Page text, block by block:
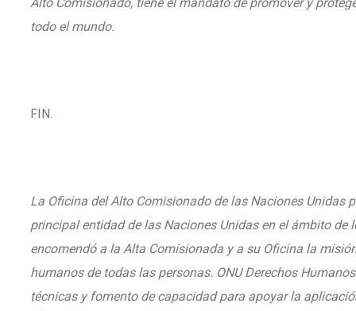
todo el mundo.
FIN.
La Oficina del Alto Comisionado de las Naciones Unidas
principal entidad de las Naciones Unidas en el ámbito de
encomendó a la Alta Comisionada y a su Oficina la
humanos de todas las personas. ONU Derechos
técnicas y fomento de capacidad para apoyar la